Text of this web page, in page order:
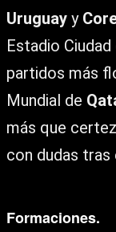
Uruguay y
Estadio
partidos más
Mundial de
más que
con dudas tras
Formaciones.